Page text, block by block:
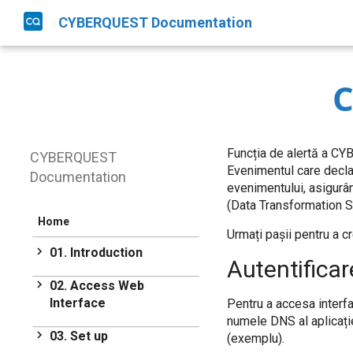
CYBERQUEST Documentation
CYBERQUEST
Documentation
Home
01. Introduction
Introduction
Get Started
02. Access Web
Interface
Access Web Interface
03. Set up
Funcția de alertă a
Evenimentul care
evenimentului,
(Data Transformation
Urmați pașii pentru a
Pentru a accesa
numele DNS al
(exemplu).